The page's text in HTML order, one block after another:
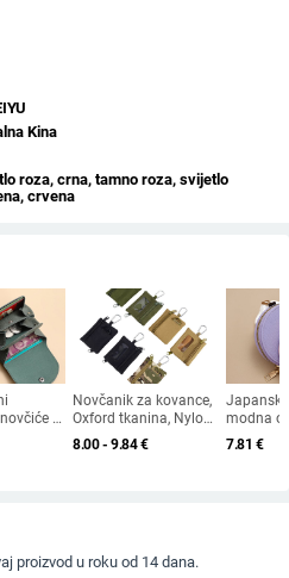
Kina
roza, crna, tamno roza, svijetlo
crvena
s
2024
Novčanik za kovance,
Oxford tkanina, Nylon
podstava, jednobojan,
Unisex
8.00 - 9.84€
modna
torbica s
7.81 €
proizvod u roku od 14 dana.